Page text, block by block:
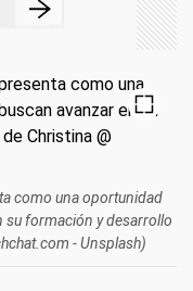
como una oportunidad
su formación y desarrollo
- Unsplash)